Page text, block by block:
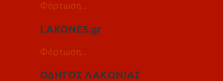
Φόρτωση...
LAKONES.gr
Φόρτωση...
ΟΔΗΓΟΣ ΛΑΚΩΝΙΑΣ